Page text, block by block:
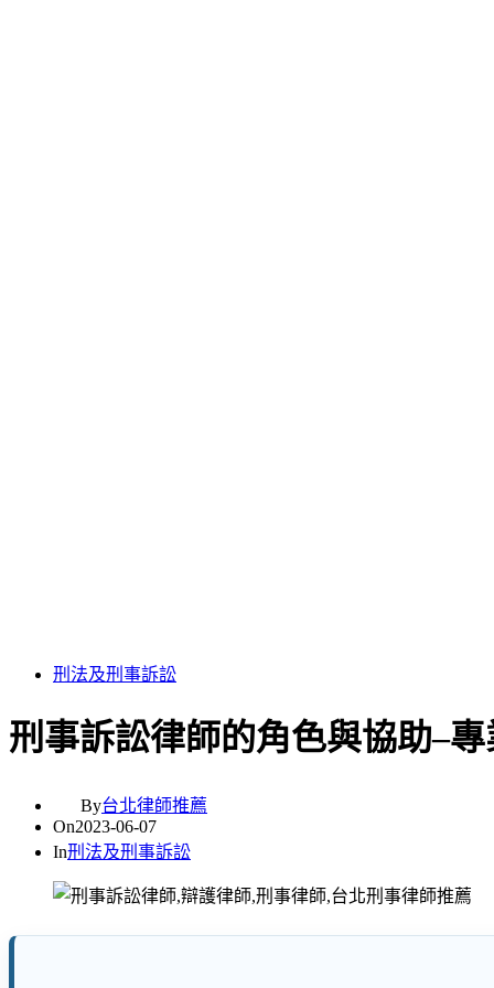
刑法及刑事訴訟
刑事訴訟律師的角色與協助–
By台北律師推薦
On2023-06-07
In刑法及刑事訴訟